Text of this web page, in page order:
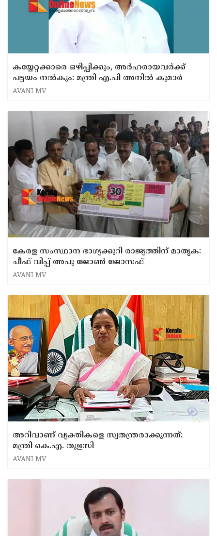
കയ്യേറ്റക്കാരെ ഒഴിപ്പിക്കും, അർഹരായവർക്ക്
പട്ടയം നൽകും: മന്ത്രി എ.പി അനിൽ കുമാർ
AVANI MV
കേരള സംസ്ഥാന ഭാഗ്യക്കുറി രാജ്യത്തിന് മാതൃക:
ചീഫ് വിപ്പ് അപു ജോൺ ജോസഫ്
AVANI MV
അറിവാണ് വ്യക്തികളെ സ്വതന്ത്രരാക്കുന്നത്:
മന്ത്രി കെ.എ. തുളസി
AVANI MV